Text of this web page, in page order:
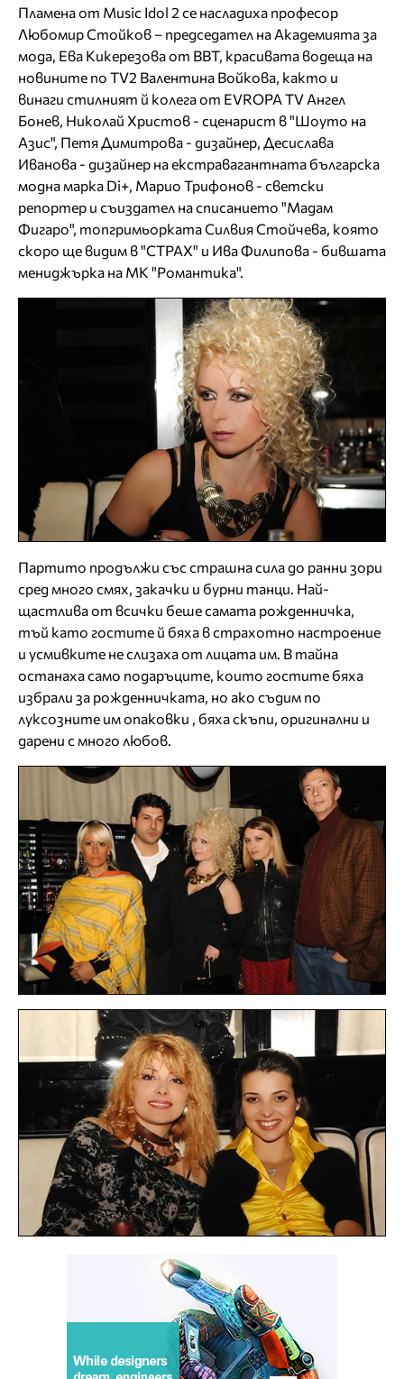
Пламена от Music Idol 2 се насладиха професор
Любомир Стойков – председател на Академията за
мода, Ева Кикерезова от BBT, красивата водеща на
новините по TV2 Валентина Войкова, както и
винаги стилният й колега от EVROPA TV Ангел
Бонев, Николай Христов - сценарист в "Шоуто на
Азис", Петя Димитрова - дизайнер, Десислава
Иванова - дизайнер на екстравагантната българска
модна марка Di+, Марио Трифонов - светски
репортер и съиздател на списанието "Мадам
Фигаро", топгримьорката Силвия Стойчева, която
скоро ще видим в "СТРАХ" и Ива Филипова - бившата
мениджърка на МК "Романтика".
Партито продължи със страшна сила до ранни зори
сред много смях, закачки и бурни танци. Най-
щастлива от всички беше самата рожденничка,
тъй като гостите й бяха в страхотно настроение
и усмивките не слизаха от лицата им. В тайна
останаха само подаръците, които гостите бяха
избрали за рожденничката, но ако съдим по
луксозните им опаковки , бяха скъпи, оригинални и
дарени с много любов.